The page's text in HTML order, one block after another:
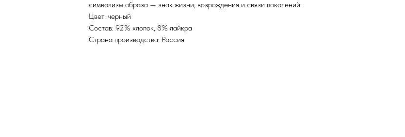
символизм образа — знак жизни, возрождения и связи поколений.
Цвет: черный
Состав: 92% хлопок, 8% лайкра
Страна производства: Россия